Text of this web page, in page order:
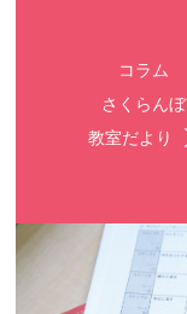
コラム
さくらんぼ
教室だより